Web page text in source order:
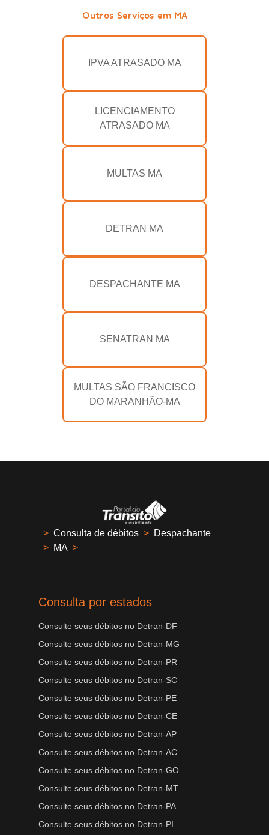
Outros Serviços em MA
IPVA ATRASADO MA
LICENCIAMENTO
ATRASADO MA
MULTAS MA
DETRAN MA
DESPACHANTE MA
SENATRAN MA
MULTAS SÃO FRANCISCO
DO MARANHÃO-MA
> Consulta de débitos > Despachante
> MA >
Consulta por estados
Consulte seus débitos no Detran-DF
Consulte seus débitos no Detran-MG
Consulte seus débitos no Detran-PR
Consulte seus débitos no Detran-SC
Consulte seus débitos no Detran-PE
Consulte seus débitos no Detran-CE
Consulte seus débitos no Detran-AP
Consulte seus débitos no Detran-AC
Consulte seus débitos no Detran-GO
Consulte seus débitos no Detran-MT
Consulte seus débitos no Detran-PA
Consulte seus débitos no Detran-PI